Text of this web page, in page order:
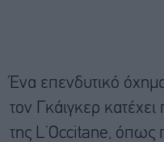
Ένα επενδυτικό
τον Γκάιγκερ
της L’Occitane, όπως